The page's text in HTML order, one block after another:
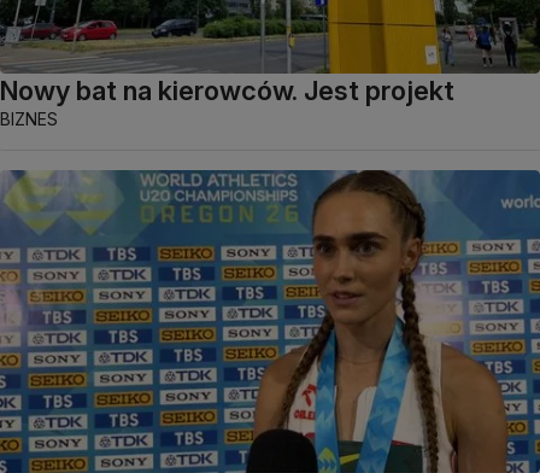
Nowy bat na kierowców. Jest projekt
BIZNES